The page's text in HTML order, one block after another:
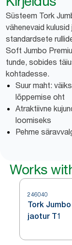
Süsteem Tork
vähenevaid
standardsete
Soft Jumbo
tunde, sobides
kohtadesse.
Suur maht:
lõppemise oht
Atraktiivne
loomiseks
Pehme
Works
246040
Tork
jaotur T1